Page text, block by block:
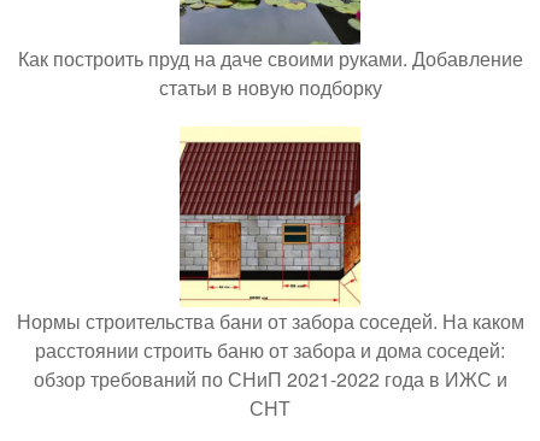
Как построить пруд на даче своими руками. Добавление
статьи в новую подборку
Нормы строительства бани от забора соседей. На каком
расстоянии строить баню от забора и дома соседей:
обзор требований по СНиП 2021-2022 года в ИЖС и
СНТ